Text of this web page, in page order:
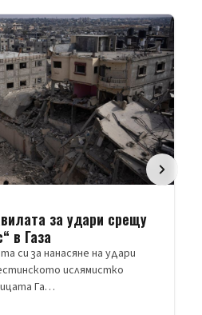
за удари срещу
в Газа
си за нанасяне на удари
ислямистко
Га…